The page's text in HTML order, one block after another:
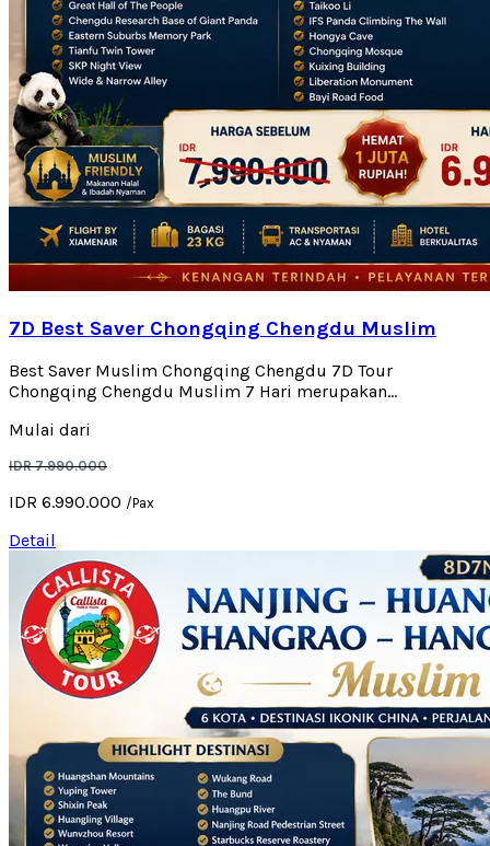
7D Best Saver Chongqing Chengdu Muslim
Best Saver Muslim Chongqing Chengdu 7D Tour
Chongqing Chengdu Muslim 7 Hari merupakan...
Mulai dari
IDR 7.990.000
IDR 6.990.000 /Pax
Detail